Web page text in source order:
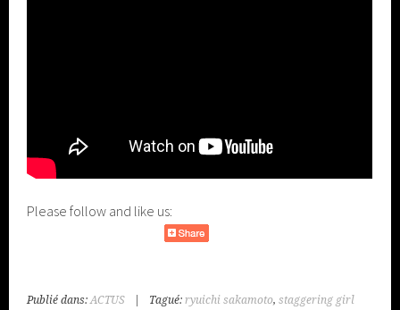
Please follow and like us:
Publié dans:ACTUS Tagué:ryuichi sakamoto,staggering girl